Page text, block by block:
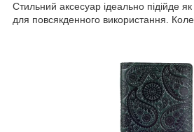
Стильний аксесуар ідеально підійде
для повсякденного використання.